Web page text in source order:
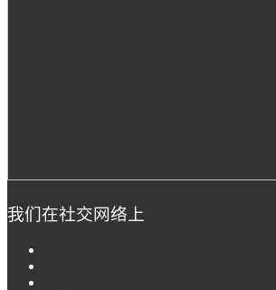
我们在社交网络上